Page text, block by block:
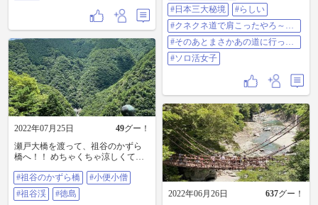
のお揚げが乗ったぼけあげそば✨め
っちゃ大きなお揚げでジューシー✨
甘辛く煮てあります✨お蕎麦1杯だ
けですごくお腹いっぱいになりま
した🥺✨ からの～祖谷のかずら橋
😳 三年毎に架け替えられるみたい
ですがさすがに怖あああ😂😂😂ス
マホと🏍鍵落としたらどうしよう
とドキドキ💓通行料金550円PayPay
で支払えます📱怖い思いしてお金
取られて笑何やってるんでしょ
う？😂🤣😂 #四国ツーリング #祖谷
の小便小僧 #断崖絶壁 #祖谷そば #
そば処祖谷美人 #祖谷のかずら橋 #
日本三大秘境 #らしい #クネクネ道
で肩こったやろ～とお声がけ頂き
ましたが #そのあとまさかあの道に
行っているとは思うまい #ソロ活女
#日本三大秘境
#らしい
#クネクネ道で肩こったやろ～と
お声がけ頂きましたが
#そのあとまさかあの道に行って
いるとは思うまい
#ソロ活女子
2022年07月25日 49グー！
瀬戸大橋を渡って、祖谷のかずら
橋へ！！ めちゃくちゃ涼しくて最
ゃんと小便小僧にも会ってきまし
た！ マイナスイオンたっぷりの1日
でした^^ #祖谷のかずら橋 #小便小
#祖谷のかずら橋
#小便小僧
#祖谷渓
#徳島 2022年06月26日 637グー！